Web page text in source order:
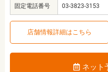
固定電話番号 03-3823-3153
店舗情報詳細はこちら
ネット